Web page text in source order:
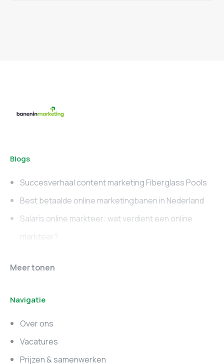
Blogs
Succesverhaal content marketing Fiberglass Pools
Best betaalde online marketingbanen in Nederland
Salaris online markteer: wat verdient een online
markteer?
Online marketing
Marketing vacatures
Zuid-Holland
Marketing vacatures
Utrecht
Meer tonen
Navigatie
Over ons
Vacatures
Prijzen & samenwerken